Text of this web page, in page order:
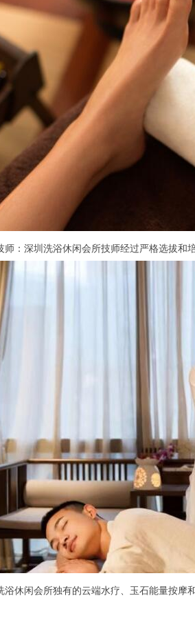
深圳洗浴休闲会所技师经过严格选拔和
闲会所独有的云端水疗、玉石能量按摩